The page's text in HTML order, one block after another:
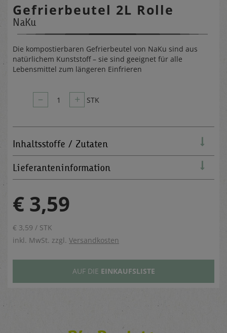
Gefrierbeutel 2L Rolle
NaKu
Die kompostierbaren Gefrierbeutel von NaKu sind aus
natürlichem Kunststoff – sie sind geeignet für alle
Lebensmittel zum längeren Einfrieren
– 1 + STK
Inhaltsstoffe / Zutaten
Lieferanteninformation
€ 3,59
€ 3,59 / STK
inkl. MwSt. zzgl. Versandkosten
AUF DIE EINKAUFSLISTE